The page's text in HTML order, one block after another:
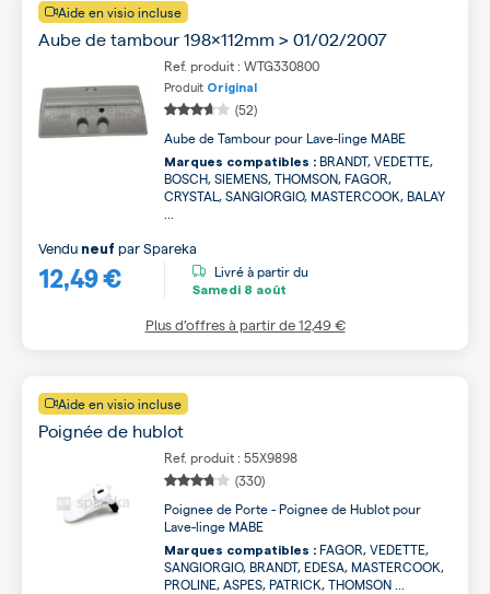
Aide en visio incluse
Aube de tambour 198x112mm > 01/02/2007
Ref. produit : WTG330800
Produit Original
(52)
Aube de Tambour pour Lave-linge MABE
Marques compatibles : BRANDT, VEDETTE,
BOSCH, SIEMENS, THOMSON, FAGOR,
CRYSTAL, SANGIORGIO, MASTERCOOK, BALAY
12,49 €
Vendu neuf parSpareka
Livré à partir du
Samedi 8 août
Plus d’offres à partir de12,49 €
Aide en visio incluse
Poignée de hublot
Ref. produit : 55X9898
(330)
Poignee de Porte - Poignee de Hublot pour
Lave-linge MABE
Marques compatibles : FAGOR, VEDETTE,
SANGIORGIO, BRANDT, EDESA, MASTERCOOK,
PROLINE, ASPES, PATRICK, THOMSON ...